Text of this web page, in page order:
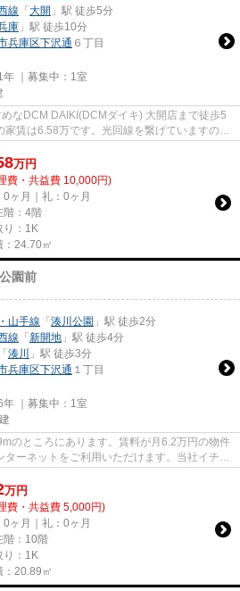
線 「 大開 」駅 徒歩5分
庫 」駅 徒歩10分
兵庫区下沢通 ６丁目
｜募集中： 1室
なDCM DAIKI(DCMダイキ) 大開店まで徒歩5
賃は6.58万です。光回線を繋げていますので
万円
費・共益費 10,000円)
0ヶ月｜礼：0ヶ月
階：4階
り：1K
：24.70㎡
園前
山手線 「 湊川公園 」駅 徒歩2分
線 「 新開地 」駅 徒歩4分
「 湊川
」駅 徒歩3分
兵庫区下沢通 １丁目
｜募集中： 1室
のところにあります。賃料が月6.2万円の物件
ーネットをご利用いただけます。当社イチオ
万円
費・共益費 5,000円)
0ヶ月｜礼：0ヶ月
階：10階
り：1K
：20.89㎡